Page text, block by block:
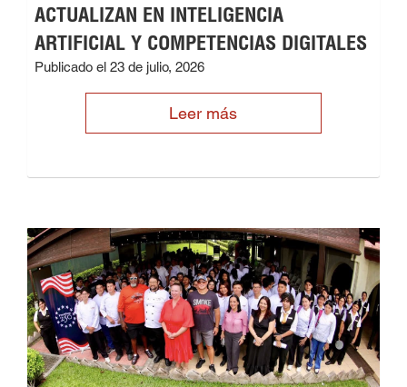
ACTUALIZAN EN INTELIGENCIA
ARTIFICIAL Y COMPETENCIAS DIGITALES
Publicado el 23 de julio, 2026
Leer más